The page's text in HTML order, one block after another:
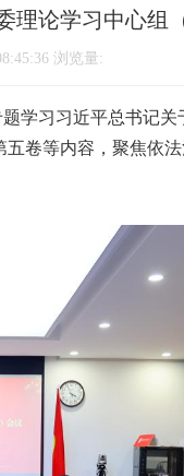
论学习中心组
浏览量:
学习习近平总书记关
卷等内容，聚焦依